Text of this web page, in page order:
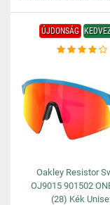
ÚJDONSÁG
Oakley Resistor
OJ9015 901502
(28) Kék